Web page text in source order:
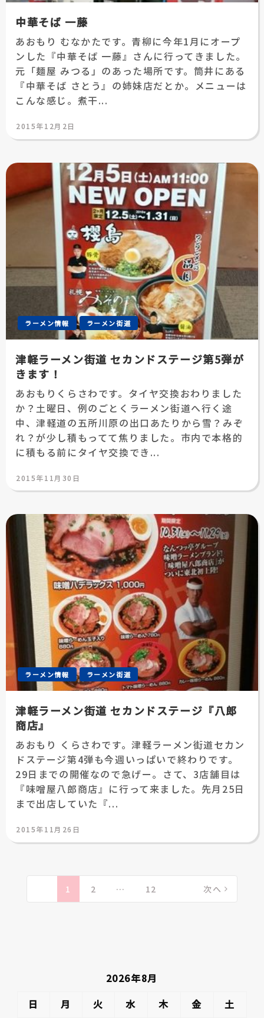
中華そば 一藤
あおもり むなかたです。青柳に今年1月にオープ
ンした『中華そば 一藤』さんに行ってきました。
元「麺屋 みつる」のあった場所です。筒井にある
『中華そば さとう』の姉妹店だとか。メニューは
こんな感じ。煮干...
投
日:
2015年12月2日
ラーメン情報 ラーメン街道
津軽ラーメン街道 セカンドステージ第5弾が
きます！
あおもりくらさわです。タイヤ交換おわりました
か？土曜日、例のごとくラーメン街道へ行く途
中、津軽道の五所川原の出口あたりから雪？みぞ
れ？が少し積もってて焦りました。市内で本格的
に積もる前にタイヤ交換でき...
投
日:
2015年11月30日
ラーメン情報 ラーメン街道
津軽ラーメン街道 セカンドステージ『八郎
商店』
あおもり くらさわです。津軽ラーメン街道セカン
ドステージ第4弾も今週いっぱいで終わりです。
29日までの開催なので急げー。さて、3店舗目は
『味噌屋八郎商店』に行って来ました。先月25日
まで出店していた『...
投
日:
2015年11月26日
投
の
1 2 … 12 次へ
2026年8月
日
月 火 水 木 金 土